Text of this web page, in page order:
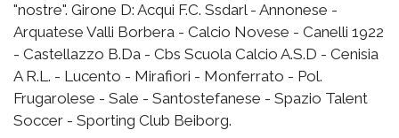
"nostre". Girone D: Acqui F.C. Ssdarl - Annonese -
Arquatese Valli Borbera - Calcio Novese - Canelli 1922
- Castellazzo B.Da - Cbs Scuola Calcio A.S.D - Cenisia
A R.L. - Lucento - Mirafiori - Monferrato - Pol.
Frugarolese - Sale - Santostefanese - Spazio Talent
Soccer - Sporting Club Beiborg.